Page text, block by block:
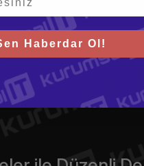
Haberdar Ol!